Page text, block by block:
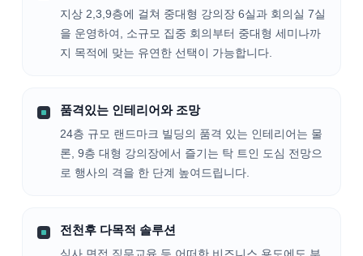
지상 2,3,9층에 걸쳐 중대형 강의장 6실과 회의실 7실
을 운영하여, 소규모 집중 회의부터 중대형 세미나까
지 목적에 맞는 유연한 선택이 가능합니다.
품격있는 인테리어와 조망
24층 규모 랜드마크 빌딩의 품격 있는 인테리어는 물
론, 9층 대형 강의장에서 즐기는 탁 트인 도심 전망으
로 행사의 격을 한 단계 높여드립니다.
전천후 다목적 솔루션